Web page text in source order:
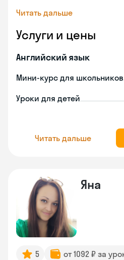
Читать дальше
Услуги и цены
Английский язык
Мини-курс для школьников
Уроки для детей
Читать дальше
Яна
5 от 1092 ₽ за